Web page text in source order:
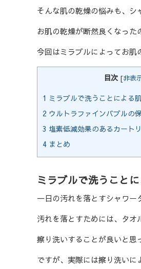
そんな肌の乾燥の悩みも、
お肌の乾燥が断然良くなった
今回はミラブルによってお肌
目次 [非表
1 ミラブルで洗うことによる
2 ウルトラファインバブルの
3 塩素低減効果のあるカート
4 まとめ
ミラブルで洗うこと
一日の汚れを落とすシャワー
汚れを落とすためには、タオ
擦り洗いすることが良いと思
ですが、実際には擦り洗いに